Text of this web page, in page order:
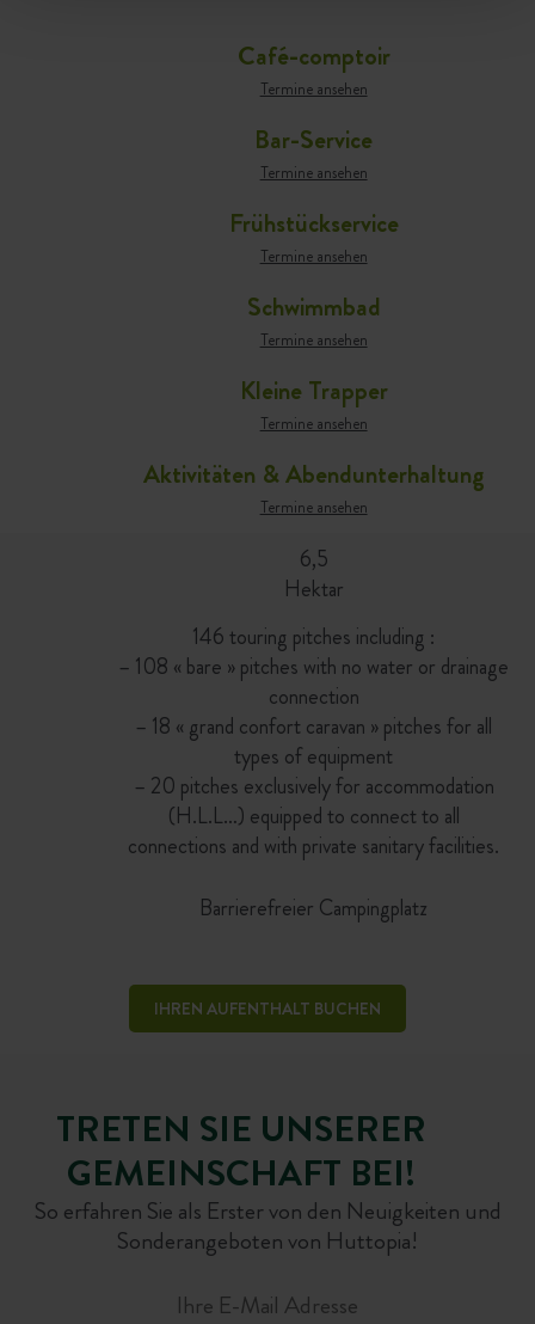
Café-comptoir
Termine ansehen
Bar-Service
Termine ansehen
Frühstückservice
Termine ansehen
Schwimmbad
Termine ansehen
Kleine Trapper
Termine ansehen
Aktivitäten & Abendunterhaltung
Termine ansehen
6,5
Hektar
146 touring pitches including :
– 108 « bare » pitches with no water or drainage
connection
– 18 « grand confort caravan » pitches for all
types of equipment
– 20 pitches exclusively for accommodation
(H.L.L…) equipped to connect to all
connections and with private sanitary facilities.
Barrierefreier Campingplatz
IHREN AUFENTHALT BUCHEN
TRETEN SIE UNSERER
GEMEINSCHAFT BEI!
So erfahren Sie als Erster von den Neuigkeiten und
Sonderangeboten von Huttopia!